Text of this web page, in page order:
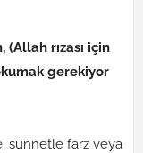
(Allah rızası için
gerekiyor
sünnetle farz veya